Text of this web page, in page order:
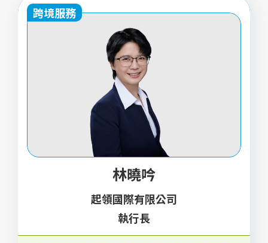
跨境服務
林曉吟
起領國際有限公司
執行長